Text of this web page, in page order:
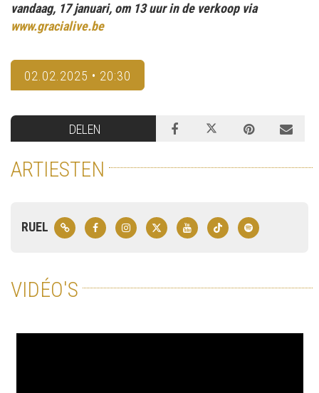
vandaag, 17 januari, om 13 uur in de verkoop via
www.gracialive.be
02.02.2025 • 20:30
DELEN
ARTIESTEN
RUEL
VIDÉO'S